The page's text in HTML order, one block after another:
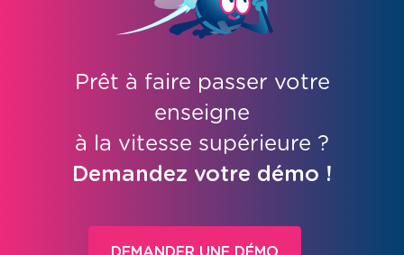
Prêt à faire passer votre
enseigne
à la vitesse supérieure ?
Demandez votre démo !
DEMANDER UNE DÉMO